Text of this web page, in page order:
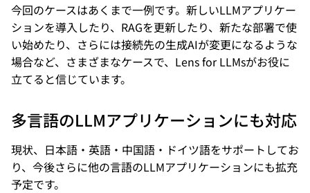
今回のケースはあくまで一例です。新しいLLMアプリケー
ションを導入したり、RAGを更新したり、新たな部署で使
い始めたり、さらには接続先の生成AIが変更になるような
場合など、さまざまなケースで、Lens for LLMsがお役に
立てると信じています。
多言語のLLMアプリケーションにも対応
現状、日本語・英語・中国語・ドイツ語をサポートしてお
り、今後さらに他の言語のLLMアプリケーションにも拡充
予定です。